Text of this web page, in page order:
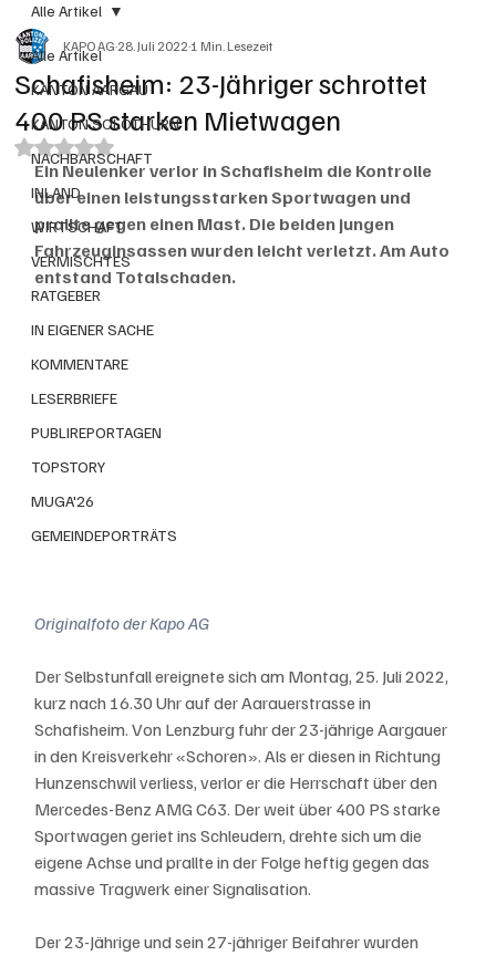
Alle Artikel
KANTON AARGAU
KANTON SOLOTHURN
NACHBARSCHAFT
INLAND
WIRTSCHAFT
VERMISCHTES
RATGEBER
IN EIGENER SACHE
KOMMENTARE
LESERBRIEFE
PUBLIREPORTAGEN
TOPSTORY
MUGA'26
GEMEINDEPORTRÄTS
Alle Artikel
Schafisheim: 23-Jähriger schrottet
400 PS starken Mietwagen
KAPO AG28. Juli 20221 Min. Lesezeit
Mit NaN von 5 Sternen bewertet.
Ein Neulenker verlor in Schafisheim die Kontrolle
über einen leistungsstarken Sportwagen und
prallte gegen einen Mast. Die beiden jungen
Fahrzeuginsassen wurden leicht verletzt. Am Auto
entstand Totalschaden.
Originalfoto der Kapo AG
Der Selbstunfall ereignete sich am Montag, 25. Juli 2022,
kurz nach 16.30 Uhr auf der Aarauerstrasse in
Schafisheim. Von Lenzburg fuhr der 23-jährige Aargauer
in den Kreisverkehr «Schoren». Als er diesen in Richtung
Hunzenschwil verliess, verlor er die Herrschaft über den
Mercedes-Benz AMG C63. Der weit über 400 PS starke
Sportwagen geriet ins Schleudern, drehte sich um die
eigene Achse und prallte in der Folge heftig gegen das
massive Tragwerk einer Signalisation.
Der 23-Jährige und sein 27-jähriger Beifahrer wurden